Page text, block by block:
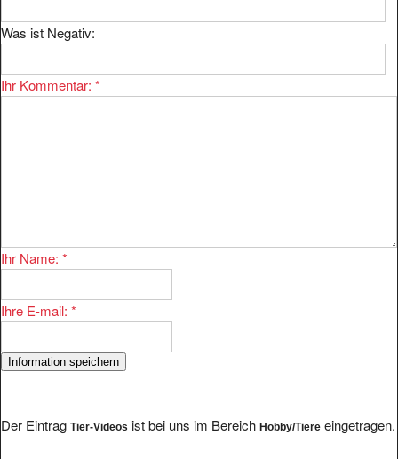
Was ist Negativ:
Ihr Kommentar: *
Ihr Name: *
Ihre E-mail: *
Der Eintrag Tier-Videos ist bei uns im Bereich Hobby/Tiere eingetragen.